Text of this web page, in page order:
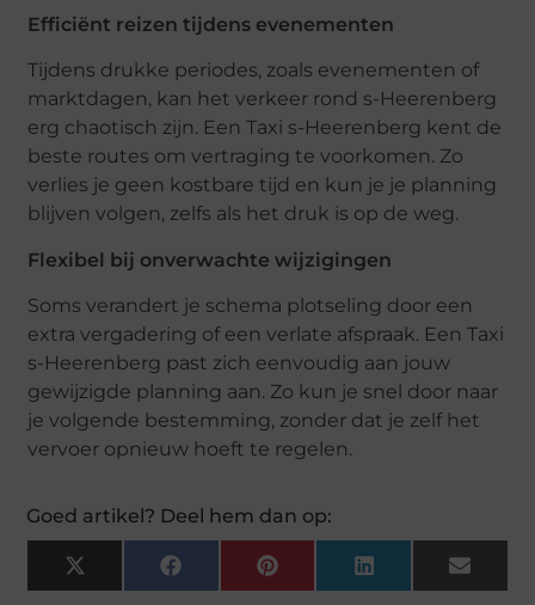
Efficiënt reizen tijdens evenementen
Tijdens drukke periodes, zoals evenementen of
marktdagen, kan het verkeer rond s-Heerenberg
erg chaotisch zijn. Een Taxi s-Heerenberg kent de
beste routes om vertraging te voorkomen. Zo
verlies je geen kostbare tijd en kun je je planning
blijven volgen, zelfs als het druk is op de weg.
Flexibel bij onverwachte wijzigingen
Soms verandert je schema plotseling door een
extra vergadering of een verlate afspraak. Een Taxi
s-Heerenberg past zich eenvoudig aan jouw
gewijzigde planning aan. Zo kun je snel door naar
je volgende bestemming, zonder dat je zelf het
vervoer opnieuw hoeft te regelen.
Goed artikel? Deel hem dan op:
X
(Twitter)
FacebookPinterestLinkedInEmail